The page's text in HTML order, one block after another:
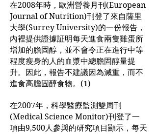
在2008年時，歐洲營養月刊(European
Journal of Nutrition)刊登了來自薩里
大學(Surrey University)的一份報告，
內裡提供證據証明每天進食兩隻雞蛋所
增加的膽固醇，並不會令正在進行中等
程度瘦身的人的血漿中總膽固醇量提
升。因此，報告不建議因為減重，而不
進食高膽固醇食物。(1)
在2007年，科學醫療監測雙周刊
(Medical Science Monitor)刊登了一
項由9,500人參與的研究項目顯示，每天